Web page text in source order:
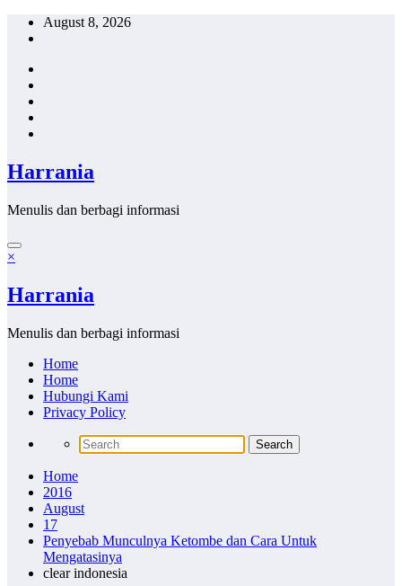
Skip
August 8, 2026
Harrania
Menulis dan berbagi informasi
×
Harrania
Menulis dan berbagi informasi
Home
Home
Hubungi Kami
Privacy Policy
Home
2016
August
17
Penyebab Munculnya Ketombe dan Cara Untuk
Mengatasinya
clear indonesia